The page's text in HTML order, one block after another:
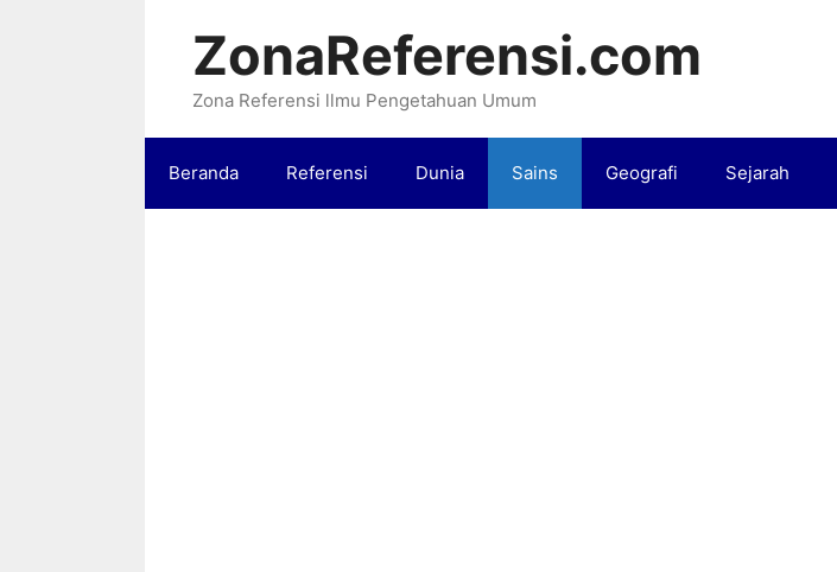
ZonaReferensi.com
Zona Referensi llmu Pengetahuan Umum
Beranda Referensi Dunia Sains Geografi Sejarah